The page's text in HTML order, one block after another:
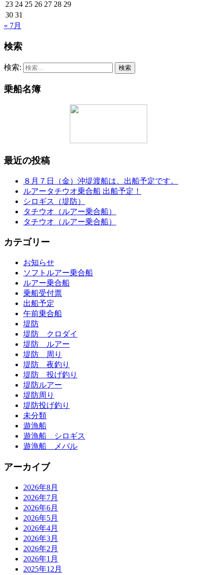
23 24 25 26 27 28 29
30 31
« 7月
検索
検索:
乗船名簿
最近の投稿
８月７日（金）沖堤渡船は、出船予定です。
ルアータチウオ乗合船 出船予定！
シロギス（堤防）
タチウオ（ルアー乗合船）
タチウオ（ルアー乗合船）
カテゴリー
お知らせ
ソフトルアー乗合船
ルアー乗合船
乗船受付票
出船予定
午前乗合船
堤防
堤防 クロダイ
堤防 ルアー
堤防 周り
堤防 夜釣り
堤防 投げ釣り
堤防ルアー
堤防周り
堤防投げ釣り
未分類
遊漁船
遊漁船 シロギス
遊漁船 メバル
アーカイブ
2026年8月
2026年7月
2026年6月
2026年5月
2026年4月
2026年3月
2026年2月
2026年1月
2025年12月